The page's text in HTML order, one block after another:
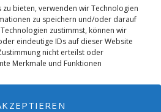
bieten, verwenden wir Technologien
zu speichern und/oder darauf
zustimmst, können wir
eindeutige IDs auf dieser Website
nicht erteilst oder
Merkmale und Funktionen